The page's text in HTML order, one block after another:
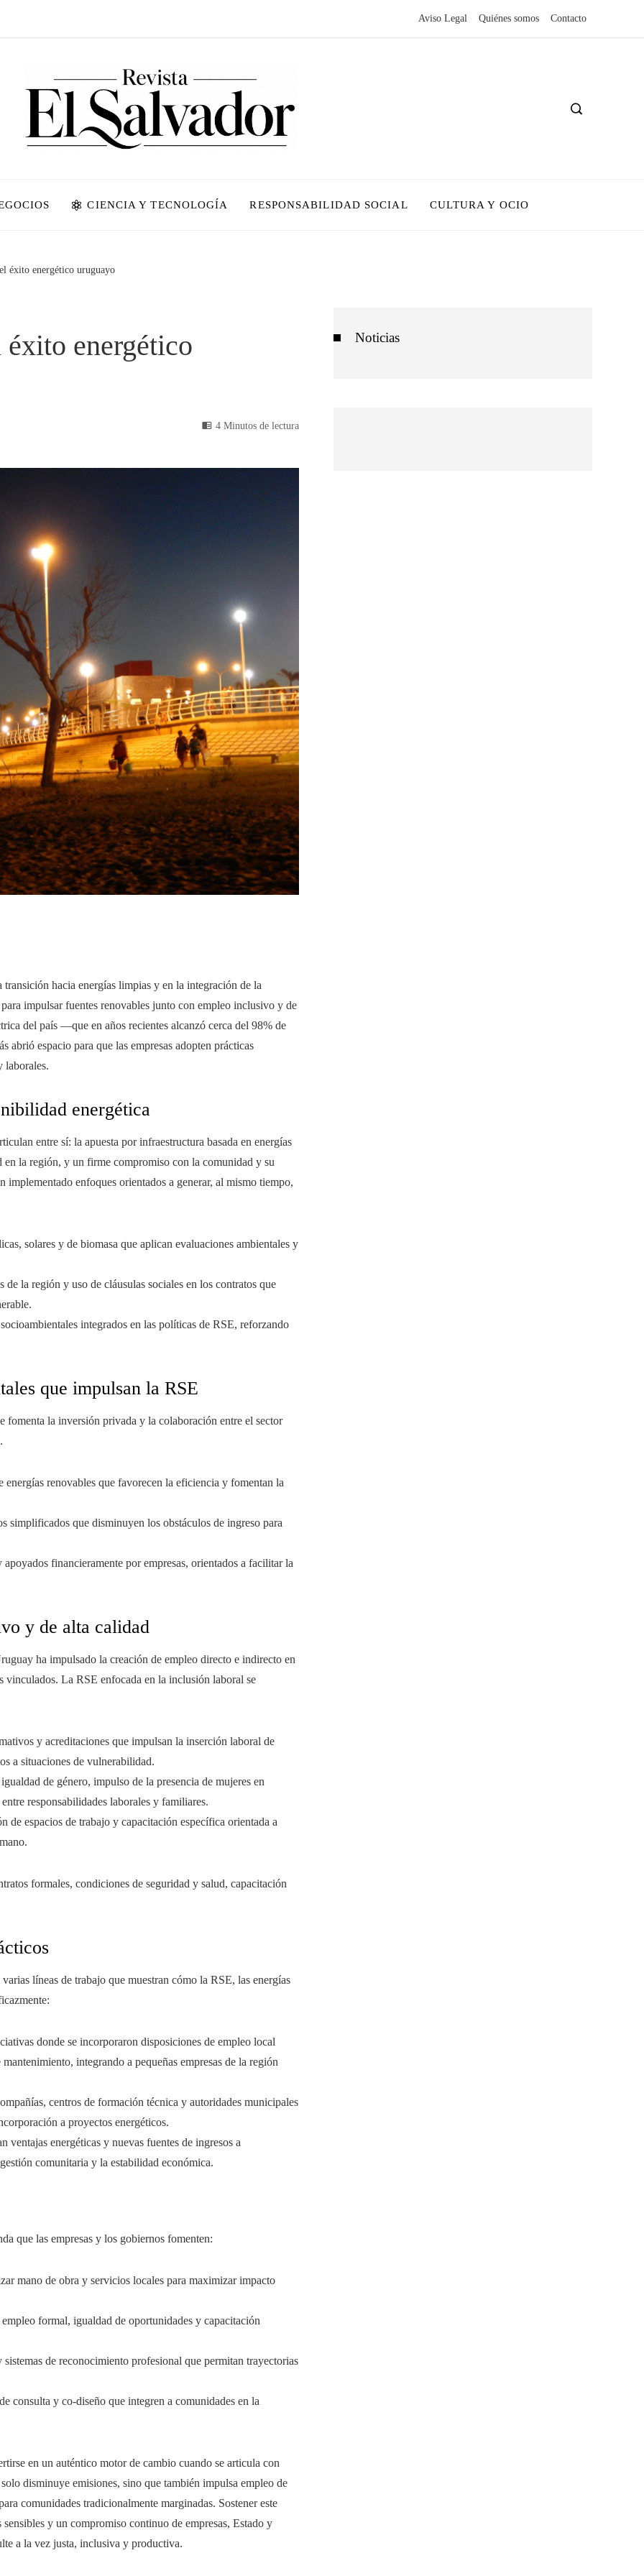
Aviso Legal Quiénes somos Contacto
CIENCIA Y TECNOLOGÍA RESPONSABILIDAD SOCIAL CULTURA Y OCIO
éxito energético uruguayo
energético
4 Minutos de lectura
hacia energías limpias y en la integración de la
impulsar fuentes renovables junto con empleo inclusivo y de
del país —que en años recientes alcanzó cerca del 98% de
abrió espacio para que las empresas adopten prácticas
laborales.
energética
entre sí: la apuesta por infraestructura basada en energías
la región, y un firme compromiso con la comunidad y su
implementado enfoques orientados a generar, al mismo tiempo,
solares y de biomasa que aplican evaluaciones ambientales y
de la región y uso de cláusulas sociales en los contratos que
integrados en las políticas de RSE, reforzando
que impulsan la RSE
fomenta la inversión privada y la colaboración entre el sector
renovables que favorecen la eficiencia y fomentan la
simplificados que disminuyen los obstáculos de ingreso para
financieramente por empresas, orientados a facilitar la
y de alta calidad
ha impulsado la creación de empleo directo e indirecto en
vinculados. La RSE enfocada en la inclusión laboral se
y acreditaciones que impulsan la inserción laboral de
a situaciones de vulnerabilidad.
de género, impulso de la presencia de mujeres en
responsabilidades laborales y familiares.
de espacios de trabajo y capacitación específica orientada a
formales, condiciones de seguridad y salud, capacitación
líneas de trabajo que muestran cómo la RSE, las energías
donde se incorporaron disposiciones de empleo local
integrando a pequeñas empresas de la región
centros de formación técnica y autoridades municipales
a proyectos energéticos.
ventajas energéticas y nuevas fuentes de ingresos a
comunitaria y la estabilidad económica.
que las empresas y los gobiernos fomenten:
mano de obra y servicios locales para maximizar impacto
formal, igualdad de oportunidades y capacitación
sistemas de reconocimiento profesional que permitan trayectorias
consulta y co-diseño que integren a comunidades en la
en un auténtico motor de cambio cuando se articula con
disminuye emisiones, sino que también impulsa empleo de
comunidades tradicionalmente marginadas. Sostener este
y un compromiso continuo de empresas, Estado y
a la vez justa, inclusiva y productiva.
Noticias